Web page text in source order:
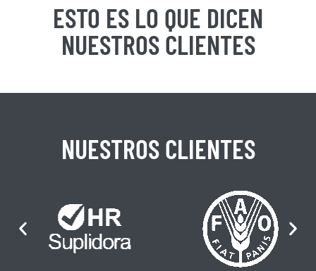
ESTO ES LO QUE DICEN
NUESTROS CLIENTES
NUESTROS CLIENTES